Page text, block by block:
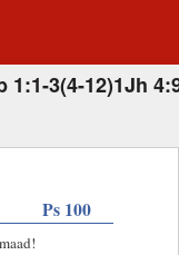
1:1-3(4-12)1Jh
Ps 100